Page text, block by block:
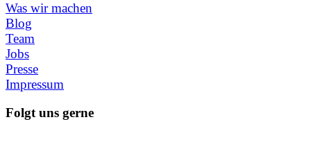
Was wir machen
Blog
Team
Jobs
Presse
Impressum
Folgt uns gerne